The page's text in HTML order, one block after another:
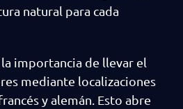
natural para cada
importancia de llevar el
mediante localizaciones
y alemán. Esto abre